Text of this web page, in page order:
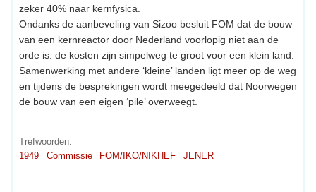
zeker 40% naar kernfysica.
Ondanks de aanbeveling van Sizoo besluit FOM dat de bouw
van een kernreactor door Nederland voorlopig niet aan de
orde is: de kosten zijn simpelweg te groot voor een klein land.
Samenwerking met andere ‘kleine’ landen ligt meer op de weg
en tijdens de besprekingen wordt meegedeeld dat Noorwegen
de bouw van een eigen ‘pile’ overweegt.
Trefwoorden:
1949
Commissie FOM/IKO/NIKHEF JENER